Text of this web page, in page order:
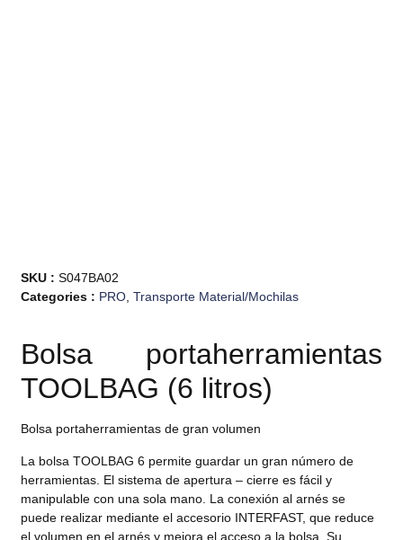
SKU :S047BA02
Categories : PRO ,Transporte Material/Mochilas
Bolsa portaherramientas
TOOLBAG (6 litros)
Bolsa portaherramientas de gran volumen
La bolsa TOOLBAG 6 permite guardar un gran número de
herramientas. El sistema de apertura – cierre es fácil y
manipulable con una sola mano. La conexión al arnés se
puede realizar mediante el accesorio INTERFAST, que reduce
el volumen en el arnés y mejora el acceso a la bolsa. Su